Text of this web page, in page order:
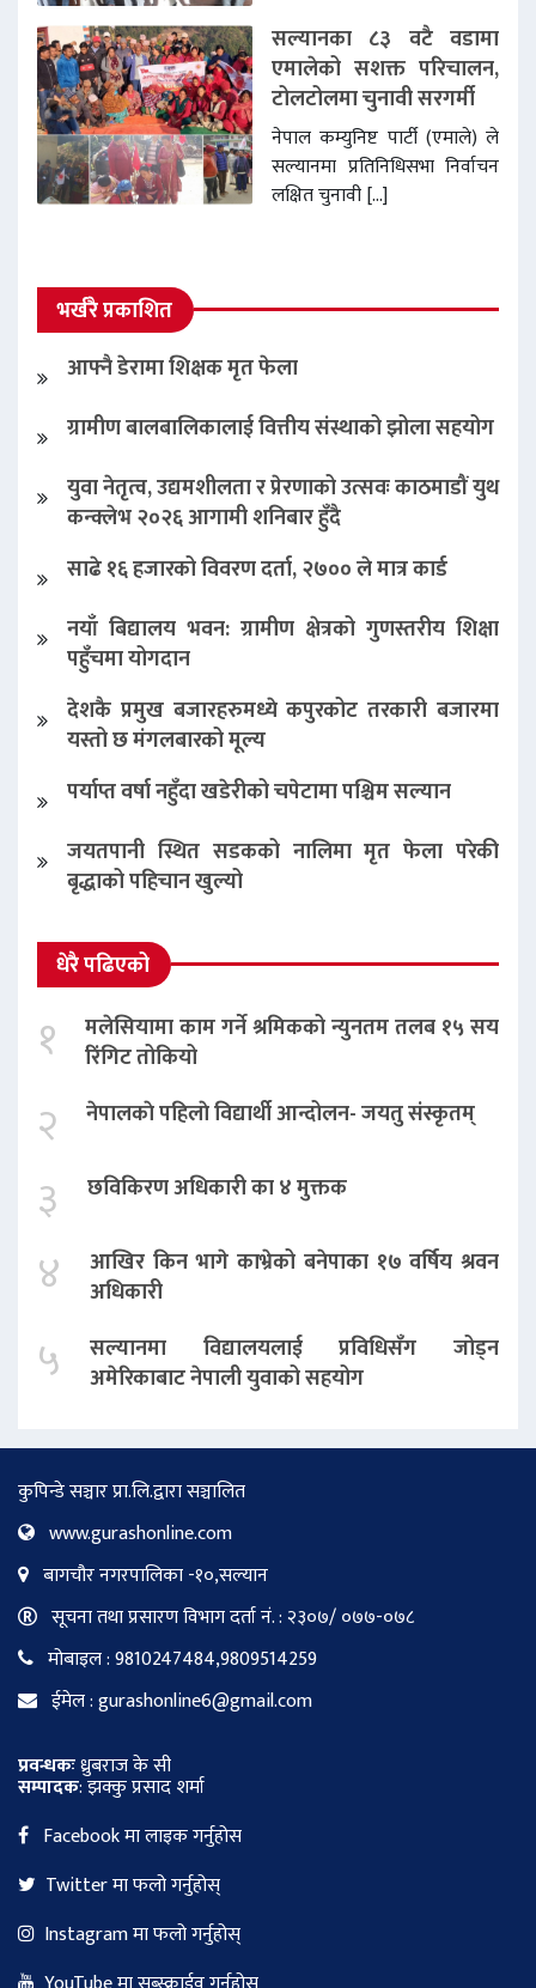
सल्यानका ८३ वटै वडामा
एमालेको सशक्त परिचालन,
टोलटोलमा चुनावी सरगर्मी
नेपाल कम्युनिष्ट पार्टी (एमाले) ले
सल्यानमा प्रतिनिधिसभा निर्वाचन
लक्षित चुनावी […]
भर्खरै प्रकाशित
आफ्नै डेरामा शिक्षक मृत फेला
ग्रामीण बालबालिकालाई वित्तीय संस्थाको झोला सहयोग
युवा नेतृत्व, उद्यमशीलता र प्रेरणाको उत्सवः काठमाडौं युथ
कन्क्लेभ २०२६ आगामी शनिबार हुँदै
साढे १६ हजारको विवरण दर्ता, २७०० ले मात्र कार्ड
नयाँ बिद्यालय भवन: ग्रामीण क्षेत्रको गुणस्तरीय शिक्षा
पहुँचमा योगदान
देशकै प्रमुख बजारहरुमध्ये कपुरकोट तरकारी बजारमा
यस्तो छ मंगलबारको मूल्य
पर्याप्त वर्षा नहुँदा खडेरीको चपेटामा पश्चिम सल्यान
जयतपानी स्थित सडकको नालिमा मृत फेला परेकी
बृद्धाको पहिचान खुल्यो
धेरै पढिएको
१
मलेसियामा काम गर्ने श्रमिकको न्युनतम तलब १५ सय
रिंगिट तोकियो
२ नेपालकाे पहिलाे विद्यार्थी आन्दोलन- जयतु संस्कृतम्‌
३ छविकिरण अधिकारी का ४ मुक्तक
४
आखिर किन भागे काभ्रेको बनेपाका १७ वर्षिय श्रवन
अधिकारी
५
सल्यानमा विद्यालयलाई प्रविधिसँग जोड्न
अमेरिकाबाट नेपाली युवाको सहयोग
कुपिन्डे सञ्चार प्रा.लि.द्वारा सञ्चालित
www.gurashonline.com
बागचौर नगरपालिका -१०,सल्यान
सूचना तथा प्रसारण विभाग दर्ता नं. : २३०७/ ०७७-०७८
मोबाइल : 9810247484,9809514259
ईमेल : gurashonline6@gmail.com
प्रवन्धकःध्रुबराज के सी
सम्पादक: झक्कु प्रसाद शर्मा
Facebook मा लाइक गर्नुहोस
Twitter मा फलो गर्नुहोस्
Instagram मा फलो गर्नुहोस्